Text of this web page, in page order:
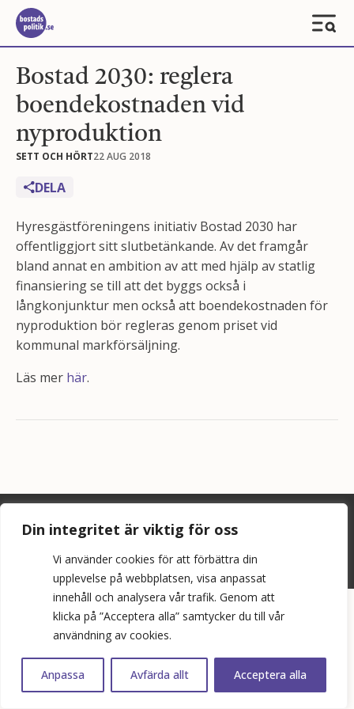
Din integritet är viktig för oss
Vi använder cookies för att förbättra din
upplevelse på webbplatsen, visa anpassat
innehåll och analysera vår trafik. Genom att
klicka på ”Acceptera alla” samtycker du till vår
användning av cookies.
Anpassa Avfärda allt Acceptera alla
Bostad 2030: reglera
boendekostnaden vid
nyproduktion
SETT OCH HÖRT22 AUG 2018
DELA
Hyresgästföreningens initiativ Bostad 2030 har
offentliggjort sitt slutbetänkande. Av det framgår
bland annat en ambition av att med hjälp av statlig
finansiering se till att det byggs också i
långkonjunktur men också att boendekostnaden för
nyproduktion bör regleras genom priset vid
kommunal markförsäljning.
Läs mer här.
© 2026 Bopol AB
info@bostadspolitik.se
0704-57 90 06